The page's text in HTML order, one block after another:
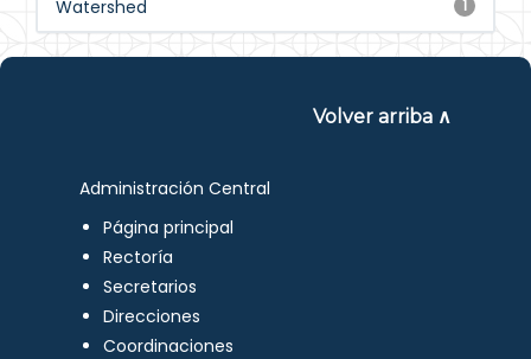
1
Watershed
Volver arriba ∧
Administración Central
Página principal
Rectoría
Secretarios
Direcciones
Coordinaciones